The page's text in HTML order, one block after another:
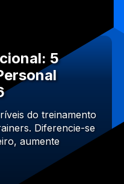
5
do treinamento
Diferencie-se
aumente